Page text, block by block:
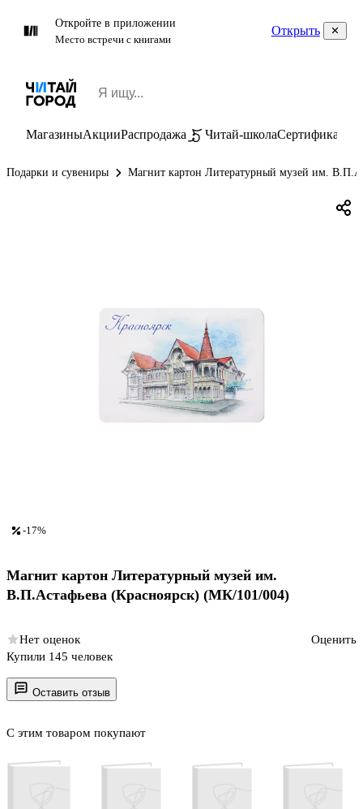
Откройте в приложении
Место встречи с книгами
Открыть
МагазиныАкцииРаспродажа Читай-школаСертификаты
Подарки и сувениры Магнит картон Литературный музей им.
Оставить отзыв
С этим товаром покупают
-17%
Магнит картон Литературный музей им.
В.П.Астафьева (Красноярск) (МК/101/004)
Нет оценок
Оценить
Купили 145 человек